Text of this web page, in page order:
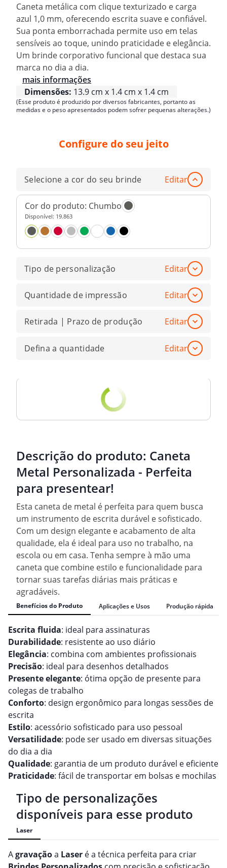
Caneta metálica com clique texturizado e carga
azul 1,0 mm, oferecendo escrita suave e confiável.
Sua ponta emborrachada permite uso em telas
sensíveis ao toque, unindo praticidade e elegância.
Um brinde corporativo funcional que destaca sua
marca no dia a dia.
mais informações
Dimensões: 13.9 cm x 1.4 cm x 1.4 cm
(Esse produto é produzido por diversos fabricantes, portanto as
medidas e o peso apresentados podem sofrer pequenas alterações.)
Configure do seu jeito
Selecione a cor do seu brinde Editar
Cor do produto: Chumbo
Disponível: 19.863
Tipo de personalização Editar
Quantidade de impressão Editar
Retirada | Prazo de produção Editar
Defina a quantidade Editar
Descrição do produto: Caneta
Metal Personalizada - Perfeita
para presentear!
Esta caneta de metal é perfeita para quem busca
um instrumento de escrita durável e sofisticado.
Com um design elegante e acabamento de alta
qualidade, ela é ideal para uso no trabalho, na
escola ou em casa. Tenha sempre à mão uma
caneta que combine estilo e funcionalidade para
tornar suas tarefas diárias mais práticas e
agradáveis.
Benefícios do Produto Aplicações e Usos Produção rápida
Escrita fluida: ideal para assinaturas
Durabilidade: resistente ao uso diário
Elegância: combina com ambientes profissionais
Precisão: ideal para desenhos detalhados
Presente elegante: ótima opção de presente para
colegas de trabalho
Conforto: design ergonômico para longas sessões de
escrita
Estilo: acessório sofisticado para uso pessoal
Versatilidade: pode ser usado em diversas situações
do dia a dia
Qualidade: garantia de um produto durável e eficiente
Praticidade: fácil de transportar em bolsas e mochilas
Tipo de personalizações
disponíveis para esse produto
Laser
Agravaçãoa Laser é a técnica perfeita para criar